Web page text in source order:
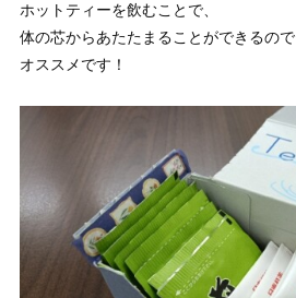
ホットティーを飲むことで、
体の芯からあたたまることができるので
オススメです！